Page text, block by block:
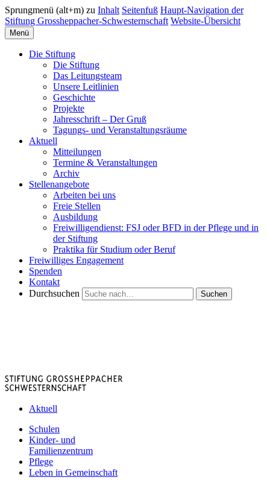
Sprungmenü (alt+m) zu Inhalt Seitenfuß Haupt-Navigation der
Stiftung Grossheppacher-Schwesternschaft Website-Übersicht
Menü
Die Stiftung
Die Stiftung
Das Leitungsteam
Unsere Leitlinien
Geschichte
Projekte
Jahresschrift – Der Gruß
Tagungs- und Veranstaltungsräume
Aktuell
Mitteilungen
Termine & Veranstaltungen
Archiv
Stellenangebote
Arbeiten bei uns
Freie Stellen
Ausbildung
Freiwilligendienst: FSJ oder BFD in der Pflege und in
der Stiftung
Praktika für Studium oder Beruf
Freiwilliges Engagement
Spenden
Kontakt
Durchsuchen
Suchen
Aktuell
Schulen
Kinder- und
Familienzentrum
Pflege
Leben in Gemeinschaft